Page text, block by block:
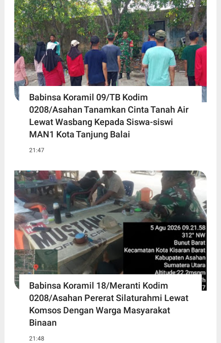
Babinsa Koramil 09/TB Kodim
0208/Asahan Tanamkan Cinta Tanah Air
Lewat Wasbang Kepada Siswa-siswi
MAN1 Kota Tanjung Balai
21:47
Babinsa Koramil 18/Meranti Kodim
0208/Asahan Pererat Silaturahmi Lewat
Komsos Dengan Warga Masyarakat
Binaan
21:48